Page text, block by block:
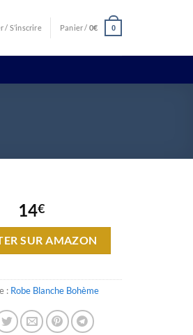
/ S’inscrire Panier / 0€ 0
14€
SUR AMAZON
: Robe Blanche Bohème